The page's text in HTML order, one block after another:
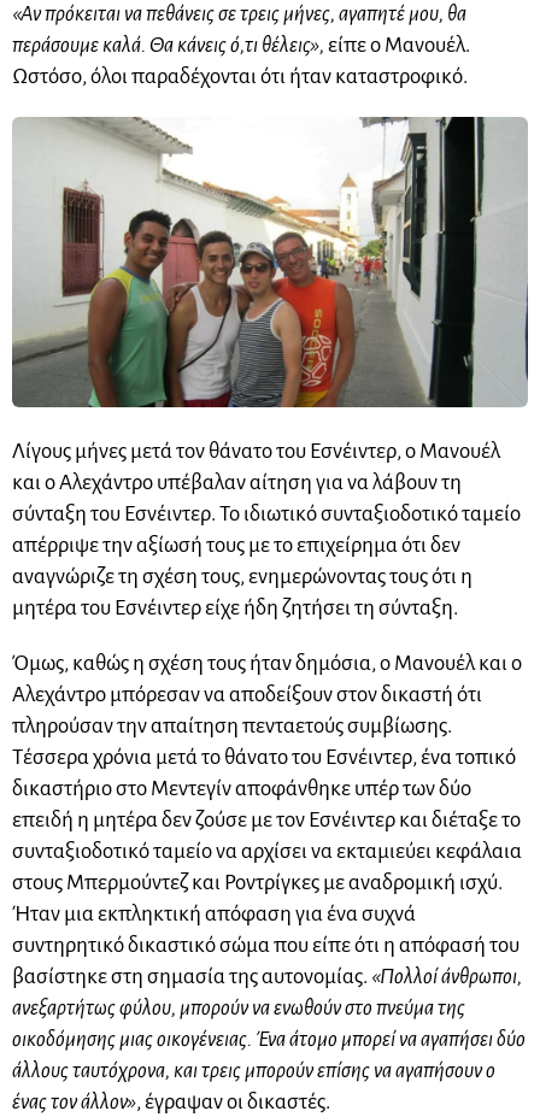
«Αν πρόκειται να πεθάνεις σε τρεις μήνες, αγαπητέ μου, θα
περάσουμε καλά. Θα κάνεις ό,τι θέλεις», είπε ο Μανουέλ.
Ωστόσο, όλοι παραδέχονται ότι ήταν καταστροφικό.
Λίγους μήνες μετά τον θάνατο του Εσνέιντερ, ο Μανουέλ
και ο Αλεχάντρο υπέβαλαν αίτηση για να λάβουν τη
σύνταξη του Εσνέιντερ. Το ιδιωτικό συνταξιοδοτικό ταμείο
απέρριψε την αξίωσή τους με το επιχείρημα ότι δεν
αναγνώριζε τη σχέση τους, ενημερώνοντας τους ότι η
μητέρα του Εσνέιντερ είχε ήδη ζητήσει τη σύνταξη.
Όμως, καθώς η σχέση τους ήταν δημόσια, ο Μανουέλ και ο
Αλεχάντρο μπόρεσαν να αποδείξουν στον δικαστή ότι
πληρούσαν την απαίτηση πενταετούς συμβίωσης.
Τέσσερα χρόνια μετά το θάνατο του Εσνέιντερ, ένα τοπικό
δικαστήριο στο Μεντεγίν αποφάνθηκε υπέρ των δύο
επειδή η μητέρα δεν ζούσε με τον Εσνέιντερ και διέταξε το
συνταξιοδοτικό ταμείο να αρχίσει να εκταμιεύει κεφάλαια
στους Μπερμούντεζ και Ροντρίγκες με αναδρομική ισχύ.
Ήταν μια εκπληκτική απόφαση για ένα συχνά
συντηρητικό δικαστικό σώμα που είπε ότι η απόφασή του
βασίστηκε στη σημασία της αυτονομίας. «Πολλοί άνθρωποι,
ανεξαρτήτως φύλου, μπορούν να ενωθούν στο πνεύμα της
οικοδόμησης μιας οικογένειας. Ένα άτομο μπορεί να αγαπήσει δύο
άλλους ταυτόχρονα, και τρεις μπορούν επίσης να αγαπήσουν ο
ένας τον άλλον», έγραψαν οι δικαστές.